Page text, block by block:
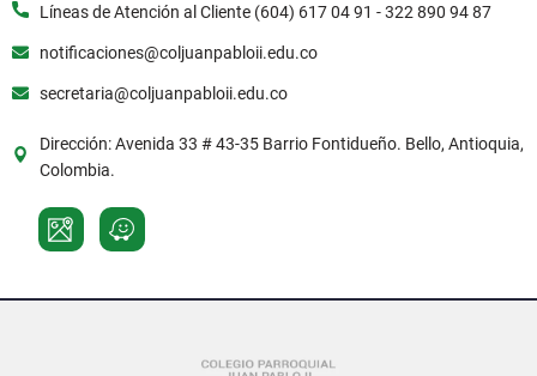
Líneas de Atención al Cliente (604) 617 04 91 - 322 890 94 87
notificaciones@coljuanpabloii.edu.co
secretaria@coljuanpabloii.edu.co
Dirección: Avenida 33 # 43-35 Barrio Fontidueño. Bello, Antioquia,
Colombia.